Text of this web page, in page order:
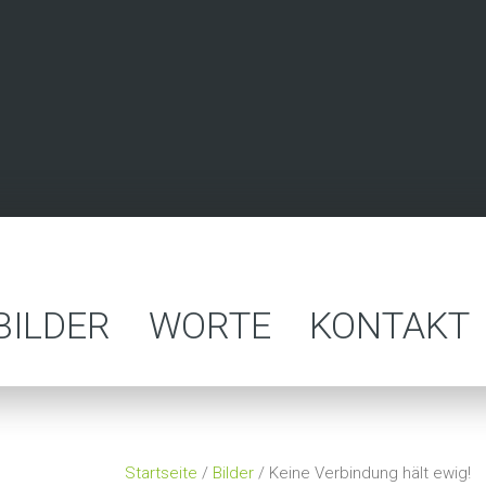
WORTE KONTAKT
Startseite / Bilder / Keine Verbindung hält ewig!